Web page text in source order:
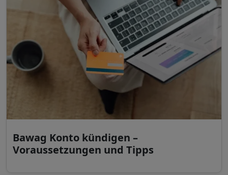
Bawag Konto kündigen –
Voraussetzungen und Tipps